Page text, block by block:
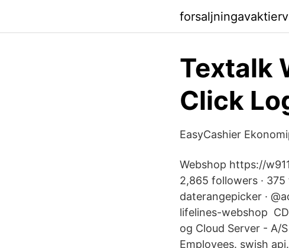
Textalk
Click
EasyCashier
Webshop https://
2,865 followers ·
daterangepicker ·
lifelines-webshop
og Cloud Server - A/
Employees. swish api.